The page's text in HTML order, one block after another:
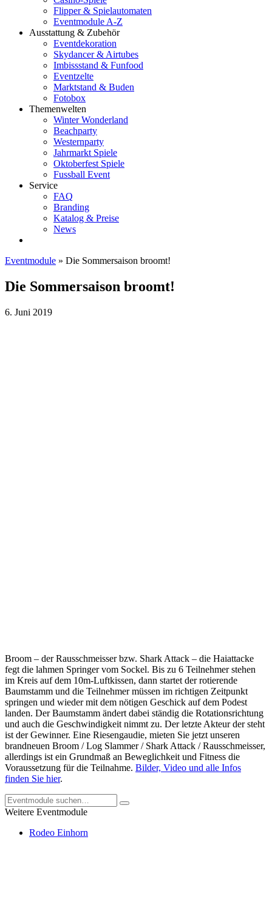
Flipper & Spielautomaten
Eventmodule A-Z
Ausstattung & Zubehör
Eventdekoration
Skydancer & Airtubes
Imbissstand & Funfood
Eventzelte
Marktstand & Buden
Fotobox
Themenwelten
Winter Wonderland
Beachparty
Westernparty
Jahrmarkt Spiele
Oktoberfest Spiele
Fussball Event
Service
FAQ
Branding
Katalog & Preise
News
Eventmodule » Die Sommersaison broomt!
Die Sommersaison broomt!
6. Juni 2019
Broom – der Rausschmeisser bzw. Shark Attack – die Haiattacke
fegt die lahmen Springer vom Sockel. Bis zu 6 Teilnehmer stehen
im Kreis auf dem 10m-Luftkissen, dann startet der rotierende
Baumstamm und die Teilnehmer müssen im richtigen Zeitpunkt
springen und wieder mit dem nötigen Geschick auf dem Podest
landen. Der Baumstamm ändert dabei ständig die Rotationsrichtung
und auch die Geschwindigkeit nimmt zu. Der letzte Akteur der steht
ist der Gewinner. Eine Riesengaudie, mieten Sie jetzt unseren
brandneuen Broom / Log Slammer / Shark Attack / Rausschmeisser,
allerdings ist ein Grundmaß an Beweglichkeit und Fitness die
Voraussetzung für die Teilnahme. Bilder, Video und alle Infos
finden Sie hier.
Weitere Eventmodule
Rodeo Einhorn